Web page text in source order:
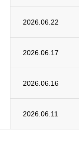
2026.06.22
2026.06.17
2026.06.16
2026.06.11